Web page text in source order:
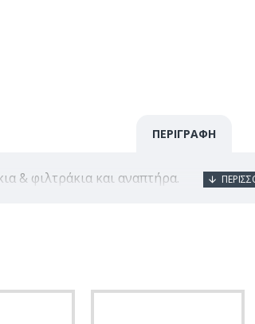
ΠΕΡΙΓΡΑΦΗ
& φιλτράκια και αναπτήρα.